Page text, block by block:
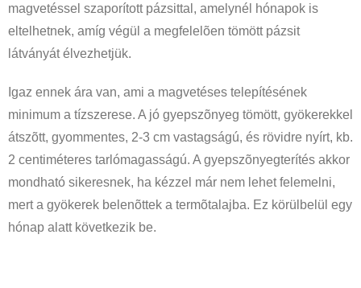
magvetéssel szaporított pázsittal, amelynél hónapok is
eltelhetnek, amíg végül a megfelelõen tömött pázsit
látványát élvezhetjük.
Igaz ennek ára van, ami a magvetéses telepítésének
minimum a tízszerese. A jó gyepszõnyeg tömött, gyökerekkel
átszõtt, gyommentes, 2-3 cm vastagságú, és rövidre nyírt, kb.
2 centiméteres tarlómagasságú. A gyepszõnyegterítés akkor
mondható sikeresnek, ha kézzel már nem lehet felemelni,
mert a gyökerek belenõttek a termõtalajba. Ez körülbelül egy
hónap alatt következik be.